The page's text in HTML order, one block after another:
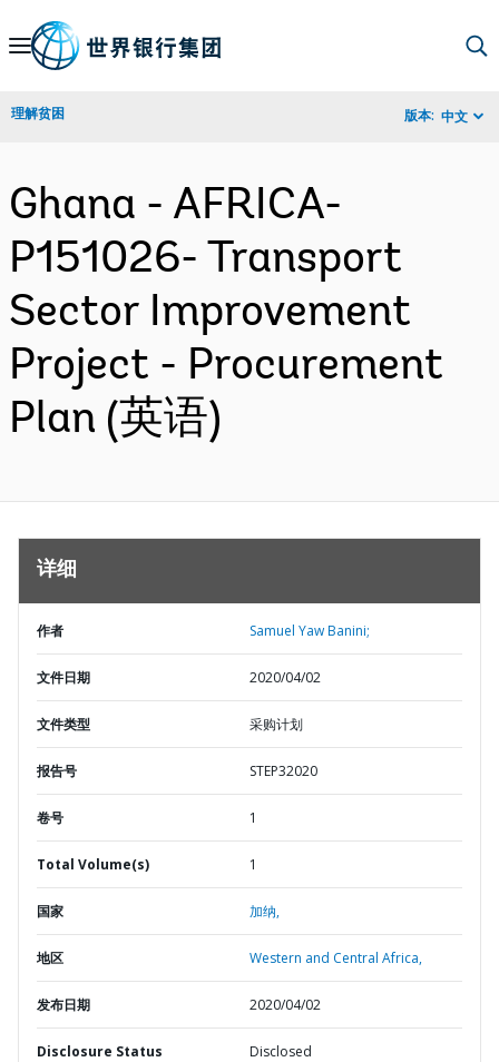
Skip
Navigation
理解贫困 版本: 中文
Ghana - AFRICA-
P151026- Transport
Sector Improvement
Project - Procurement
Plan (英语)
详细
作者 Samuel Yaw Banini;
文件日期 2020/04/02
文件类型 采购计划
报告号 STEP32020
卷号 1
Total Volume(s) 1
国家 加纳,
地区 Western and Central Africa,
发布日期 2020/04/02
Disclosure Status Disclosed